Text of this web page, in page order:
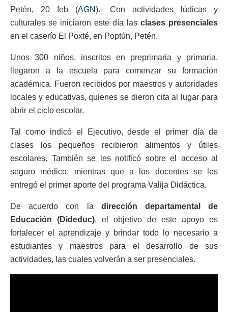
Petén, 20 feb (AGN).- Con actividades lúdicas y
culturales se iniciaron este día las clases presenciales
en el caserío El Poxté, en Poptún, Petén.
Unos 300 niños, inscritos en preprimaria y primaria,
llegaron a la escuela para comenzar su formación
académica. Fueron recibidos por maestros y autoridades
locales y educativas, quienes se dieron cita al lugar para
abrir el ciclo escolar.
Tal como indicó el Ejecutivo, desde el primer día de
clases los pequeños recibieron alimentos y útiles
escolares. También se les notificó sobre el acceso al
seguro médico, mientras que a los docentes se les
entregó el primer aporte del programa Valija Didáctica.
De acuerdo con la dirección departamental de
Educación (Dideduc), el objetivo de este apoyo es
fortalecer el aprendizaje y brindar todo lo necesario a
estudiantes y maestros para el desarrollo de sus
actividades, las cuales volverán a ser presenciales.